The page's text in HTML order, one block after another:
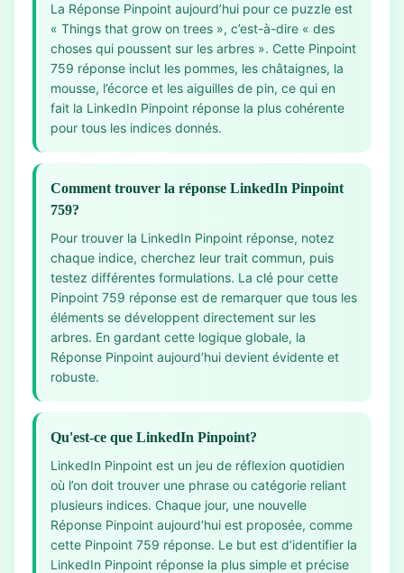
La Réponse Pinpoint aujourd’hui pour ce puzzle est
« Things that grow on trees », c’est-à-dire « des
choses qui poussent sur les arbres ». Cette Pinpoint
759 réponse inclut les pommes, les châtaignes, la
mousse, l’écorce et les aiguilles de pin, ce qui en
fait la LinkedIn Pinpoint réponse la plus cohérente
pour tous les indices donnés.
Comment trouver la réponse LinkedIn Pinpoint
759?
Pour trouver la LinkedIn Pinpoint réponse, notez
chaque indice, cherchez leur trait commun, puis
testez différentes formulations. La clé pour cette
Pinpoint 759 réponse est de remarquer que tous les
éléments se développent directement sur les
arbres. En gardant cette logique globale, la
Réponse Pinpoint aujourd’hui devient évidente et
robuste.
Qu'est-ce que LinkedIn Pinpoint?
LinkedIn Pinpoint est un jeu de réflexion quotidien
où l’on doit trouver une phrase ou catégorie reliant
plusieurs indices. Chaque jour, une nouvelle
Réponse Pinpoint aujourd’hui est proposée, comme
cette Pinpoint 759 réponse. Le but est d’identifier la
LinkedIn Pinpoint réponse la plus simple et précise